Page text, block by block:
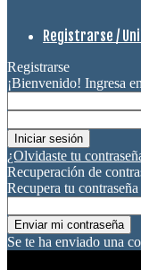
Registrarse /
Registrarse
¡Bienvenido! Ingresa
¿Olvidaste tu
Recuperación de
Recupera tu contraseña
Se te ha enviado una